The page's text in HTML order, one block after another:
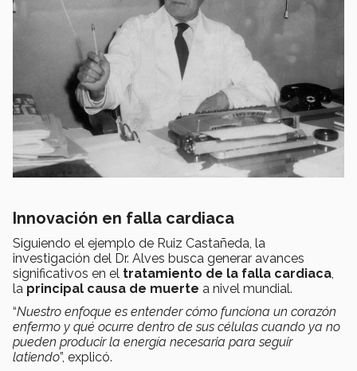
Innovación en falla cardiaca
Siguiendo el ejemplo de Ruiz Castañeda, la
investigación del Dr. Alves busca generar avances
significativos en el tratamiento de la falla cardiaca
la principal causa de muerte a nivel mundial.
“Nuestro enfoque es entender cómo funciona un corazón
enfermo y qué ocurre dentro de sus células cuando ya no
pueden producir la energía necesaria para seguir
latiendo”, explicó.